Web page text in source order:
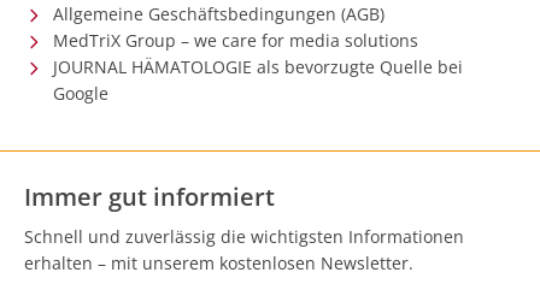
Allgemeine Geschäftsbedingungen (AGB)
MedTriX Group – we care for media solutions
JOURNAL HÄMATOLOGIE als bevorzugte Quelle bei
Google
Immer gut informiert
Schnell und zuverlässig die wichtigsten Informationen
erhalten – mit unserem kostenlosen Newsletter.